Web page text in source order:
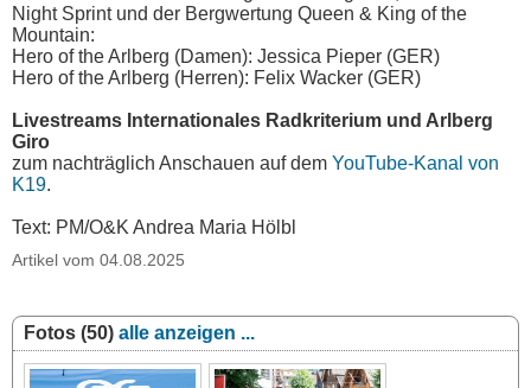
Night Sprint und der Bergwertung Queen & King of the
Mountain:
Hero of the Arlberg (Damen): Jessica Pieper (GER)
Hero of the Arlberg (Herren): Felix Wacker (GER)
Livestreams Internationales Radkriterium und Arlberg
Giro
zum nachträglich Anschauen auf dem YouTube-Kanal von
K19.
Text: PM/O&K Andrea Maria Hölbl
Artikel vom 04.08.2025
Fotos (50) alle anzeigen ...